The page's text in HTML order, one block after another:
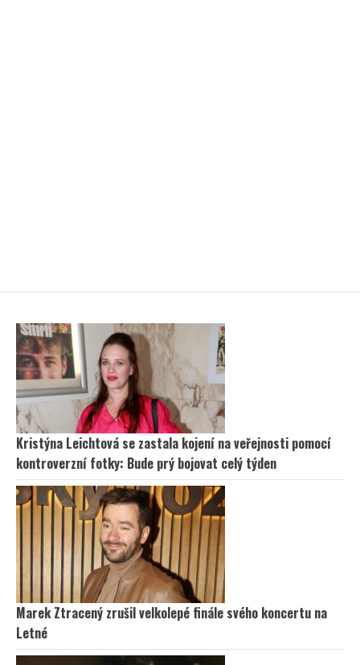
Kristýna Leichtová se zastala kojení na veřejnosti pomocí
kontroverzní fotky: Bude prý bojovat celý týden
Marek Ztracený zrušil velkolepé finále svého koncertu na
Letné